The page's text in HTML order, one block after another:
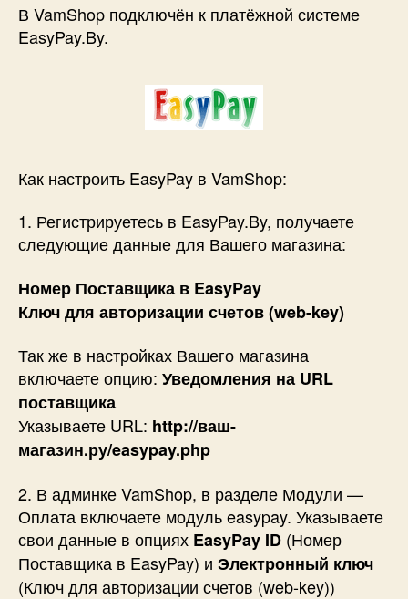
В VamShop подключён к платёжной системе
EasyPay.By.
Как настроить EasyPay в VamShop:
1. Регистрируетесь в EasyPay.By, получаете
следующие данные для Вашего магазина:
Номер Поставщика в EasyPay
Ключ для авторизации счетов (web-key)
Так же в настройках Вашего магазина
включаете опцию: Уведомления на URL
поставщика
Указываете URL: http://ваш-
магазин.ру/easypay.php
2. В админке VamShop, в разделе Модули —
Оплата включаете модуль easypay. Указываете
свои данные в опциях EasyPay ID (Номер
Поставщика в EasyPay) и Электронный ключ
(Ключ для авторизации счетов (web-key))